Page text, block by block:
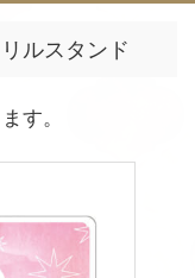
ルスタンド
す。